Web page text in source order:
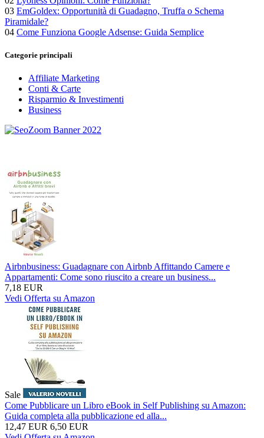
03 EmGoldex: Opportunità di Guadagno, Truffa o Schema
Piramidale?
04 Come Funziona Google Adsense: Guida Semplice
Categorie principali
Affiliate Marketing
Conti & Carte
Risparmio & Investimenti
Business
Airbnbusiness: Guadagnare con Airbnb Affittando Camere e
Appartamenti: Come sono riuscito a creare un business...
7,18 EUR
Vedi Offerta su Amazon
Sale
Come Pubblicare un Libro eBook in Self Publishing su Amazon:
Guida completa alla pubblicazione ed alla...
12,47 EUR 6,50 EUR